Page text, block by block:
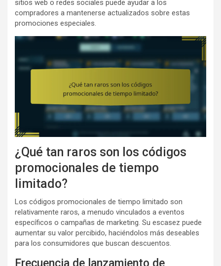
sitios web o redes sociales puede ayudar a los
compradores a mantenerse actualizados sobre estas
promociones especiales.
¿Qué tan raros son los códigos
promocionales de tiempo
limitado?
Los códigos promocionales de tiempo limitado son
relativamente raros, a menudo vinculados a eventos
específicos o campañas de marketing. Su escasez puede
aumentar su valor percibido, haciéndolos más deseables
para los consumidores que buscan descuentos.
Frecuencia de lanzamiento de